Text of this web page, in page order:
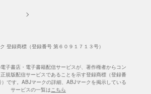
子書店・電子書籍配信サービスが、著作権者からコン
規版配信サービスであることを示す登録商標（登録番
です。ABJマークの詳細、ABJマークを掲示している
サービスの一覧はこちら